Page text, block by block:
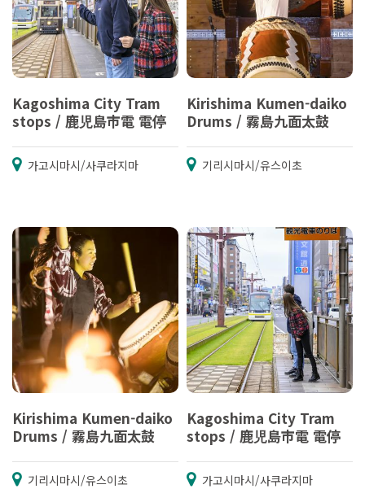
Kagoshima City Tram
stops / 鹿児島市電 電停
가고시마시/사쿠라지마
Kirishima Kumen-daiko
Drums / 霧島九面太鼓
기리시마시/유스이초
Kirishima Kumen-daiko
Drums / 霧島九面太鼓
기리시마시/유스이초
Kagoshima City Tram
stops / 鹿児島市電 電停
가고시마시/사쿠라지마